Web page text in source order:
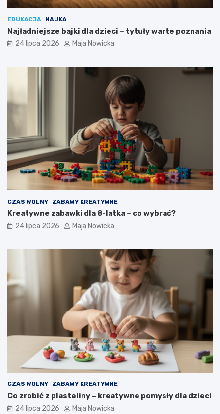
EDUKACJA NAUKA
Najładniejsze bajki dla dzieci – tytuły warte poznania
24 lipca 2026 Maja Nowicka
CZAS WOLNY ZABAWY KREATYWNE
Kreatywne zabawki dla 8-latka – co wybrać?
24 lipca 2026 Maja Nowicka
CZAS WOLNY ZABAWY KREATYWNE
Co zrobić z plasteliny – kreatywne pomysły dla dzieci
24 lipca 2026 Maja Nowicka